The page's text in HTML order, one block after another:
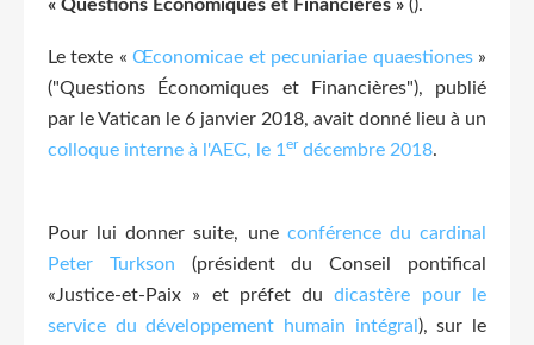
« Questions Économiques et Financières » ().
Le texte «Œconomicae et pecuniariae quaestiones»
("Questions Économiques et Financières"), publié
par le Vatican le 6 janvier 2018, avait donné lieu à un
colloque interne à l'AEC, le 1 er décembre 2018.
Pour lui donner suite, une conférence du cardinal
Peter Turkson (président du Conseil pontifical
«Justice-et-Paix » et préfet dudicastère pour le
service du développement humain intégral ), sur le